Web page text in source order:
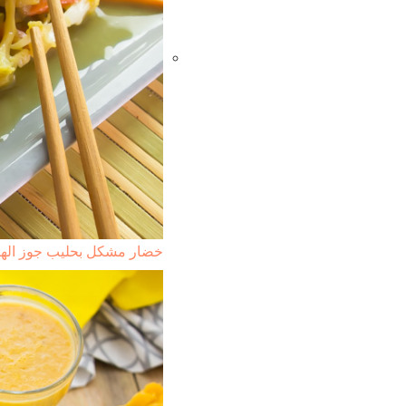
خضار مشكل بحليب جوز